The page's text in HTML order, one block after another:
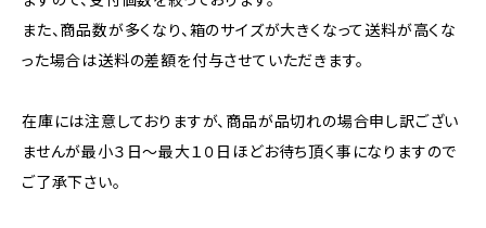
また、商品数が多くなり、箱のサイズが大きくなって送料が高くな
った場合は送料の差額を付与させていただきます。
在庫には注意しておりますが、商品が品切れの場合申し訳ござい
ませんが最小３日～最大１０日ほどお待ち頂く事になりますので
ご了承下さい。